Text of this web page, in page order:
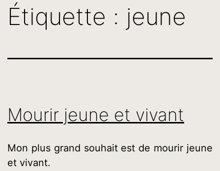
Étiquette : jeune
Mourir jeune et vivant
Mon plus grand souhait est de mourir jeune
et vivant.